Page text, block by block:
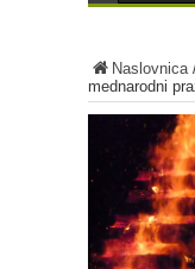
Naslovnica
mednarodni